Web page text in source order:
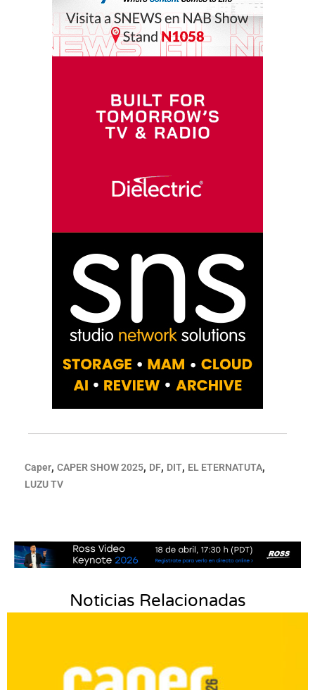
Caper, CAPER SHOW 2025, DF, DIT, EL ETERNATUTA,
LUZU TV
Noticias Relacionadas